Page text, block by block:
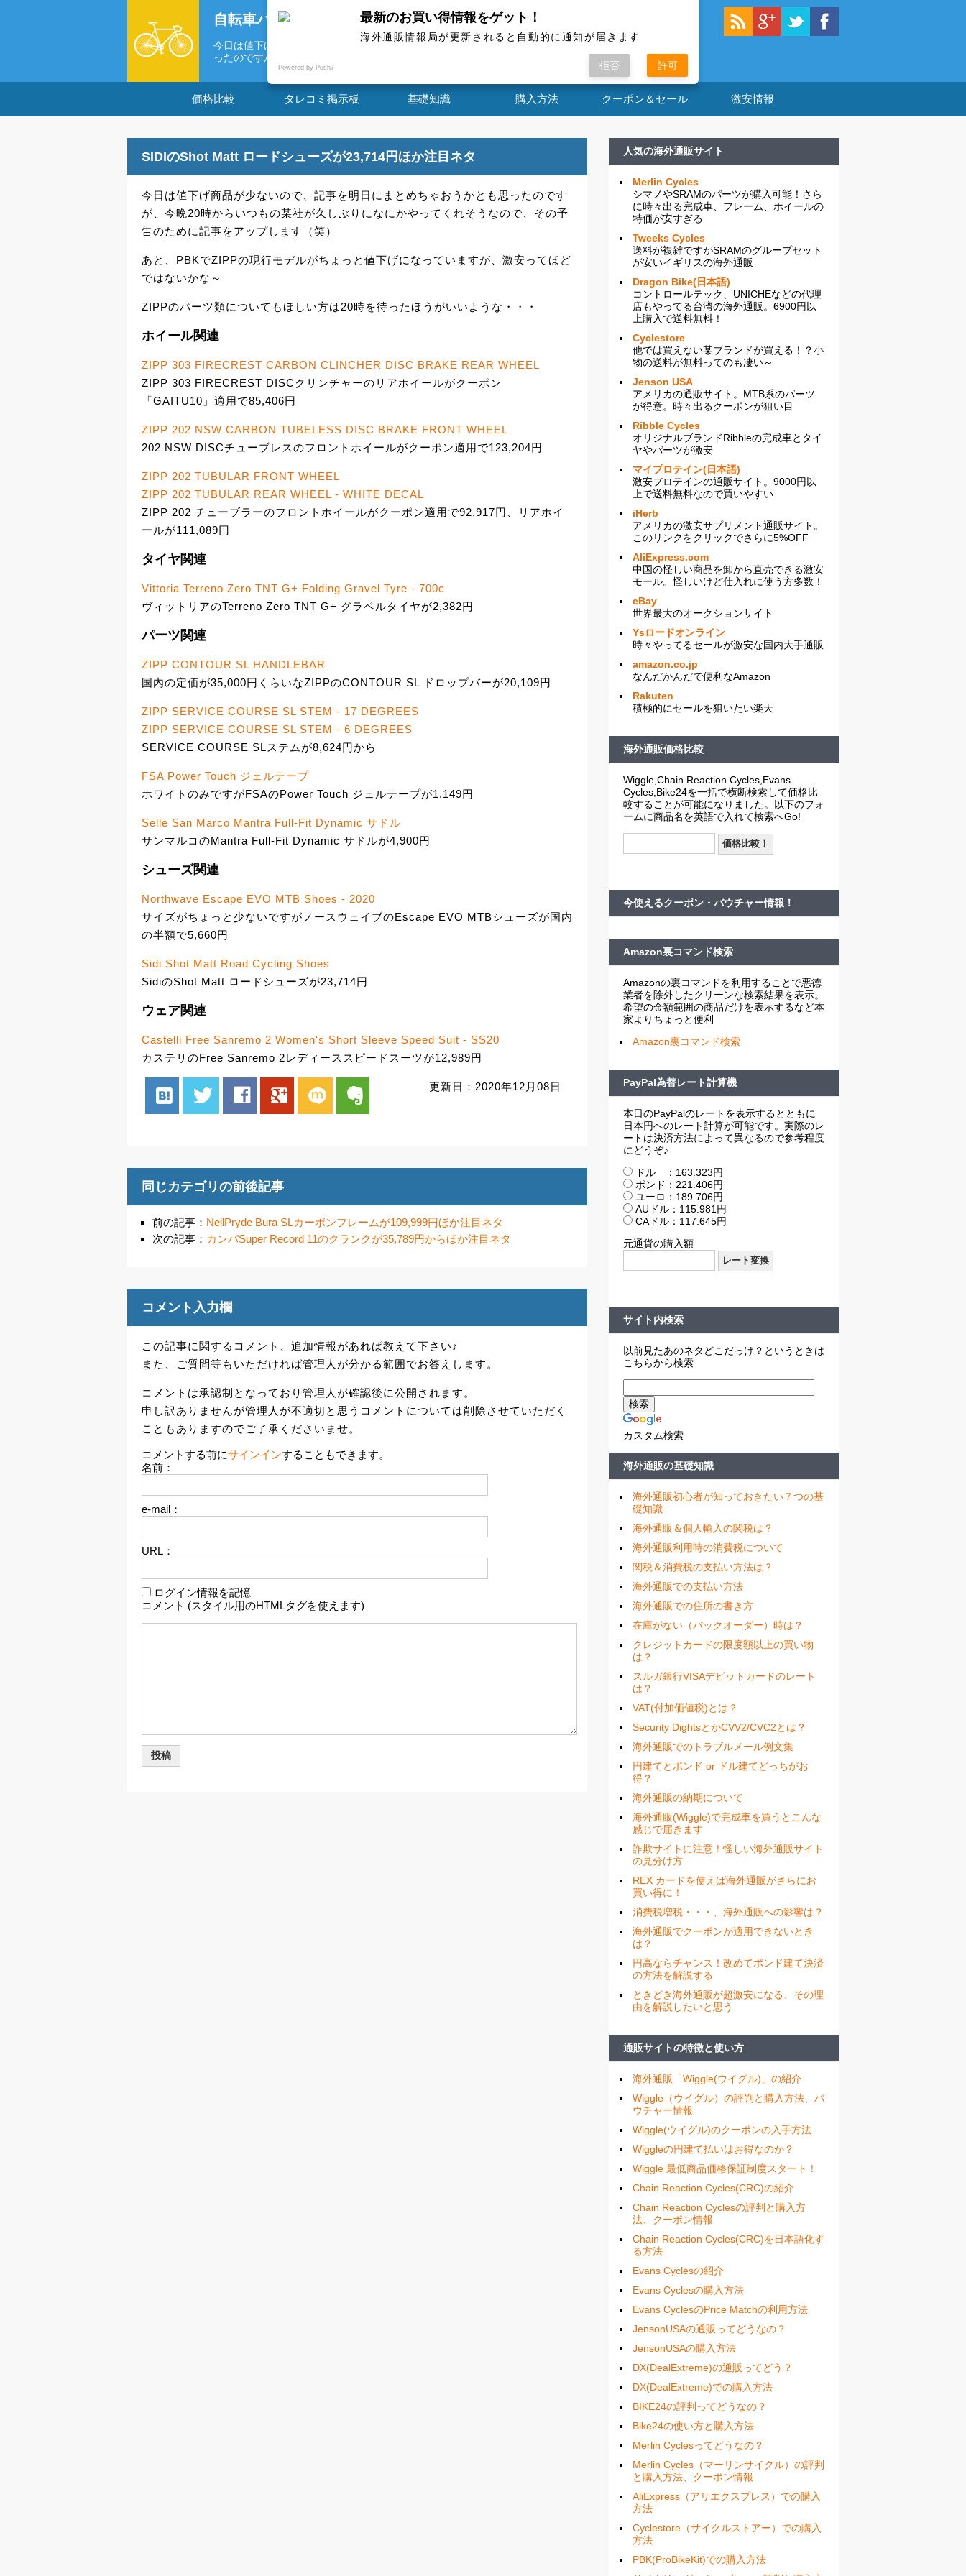
自転車パーツの海外通販情報局
今日は値下げ商品が少ないので、記事を明日にまとめちゃおうかとも思
ったのですが、今...
価格比較 タレコミ掲示板 基礎知識 購入方法 クーポン＆セール 激安情報
SIDIのShot Matt ロードシューズが23,714円ほか注目ネタ
今日は値下げ商品が少ないので、記事を明日にまとめちゃおうかとも思ったのです
が、今晩20時からいつもの某社が久しぶりになにかやってくれそうなので、その予
告のために記事をアップします（笑）
あと、PBKでZIPPの現行モデルがちょっと値下げになっていますが、激安ってほど
ではないかな～
ZIPPのパーツ類についてもほしい方は20時を待ったほうがいいような・・・
ホイール関連
ZIPP 303 FIRECREST CARBON CLINCHER DISC BRAKE REAR WHEEL
ZIPP 303 FIRECREST DISCクリンチャーのリアホイールがクーポン
「GAITU10」適用で85,406円
ZIPP 202 NSW CARBON TUBELESS DISC BRAKE FRONT WHEEL
202 NSW DISCチューブレスのフロントホイールがクーポン適用で123,204円
ZIPP 202 TUBULAR FRONT WHEEL
ZIPP 202 TUBULAR REAR WHEEL - WHITE DECAL
ZIPP 202 チューブラーのフロントホイールがクーポン適用で92,917円、リアホイ
ールが111,089円
タイヤ関連
Vittoria Terreno Zero TNT G+ Folding Gravel Tyre - 700c
ヴィットリアのTerreno Zero TNT G+ グラベルタイヤが2,382円
パーツ関連
ZIPP CONTOUR SL HANDLEBAR
国内の定価が35,000円くらいなZIPPのCONTOUR SL ドロップバーが20,109円
ZIPP SERVICE COURSE SL STEM - 17 DEGREES
ZIPP SERVICE COURSE SL STEM - 6 DEGREES
SERVICE COURSE SLステムが8,624円から
FSA Power Touch ジェルテープ
ホワイトのみですがFSAのPower Touch ジェルテープが1,149円
Selle San Marco Mantra Full-Fit Dynamic サドル
サンマルコのMantra Full-Fit Dynamic サドルが4,900円
シューズ関連
Northwave Escape EVO MTB Shoes - 2020
サイズがちょっと少ないですがノースウェイブのEscape EVO MTBシューズが国内
の半額で5,660円
Sidi Shot Matt Road Cycling Shoes
SidiのShot Matt ロードシューズが23,714円
ウェア関連
Castelli Free Sanremo 2 Women's Short Sleeve Speed Suit - SS20
カステリのFree Sanremo 2レディーススピードスーツが12,989円
hatenabookmark twitter facebook google mixi evernote 更新日：2020年12月08日
同じカテゴリの前後記事
前の記事： NeilPryde Bura SLカーボンフレームが109,999円ほか注目ネタ
次の記事： カンパSuper Record 11のクランクが35,789円からほか注目ネタ
コメント入力欄
この記事に関するコメント、追加情報があれば教えて下さい♪
また、ご質問等もいただければ管理人が分かる範囲でお答えします。
コメントは承認制となっており管理人が確認後に公開されます。
申し訳ありませんが管理人が不適切と思うコメントについては削除させていただく
こともありますのでご了承くださいませ。
コメントする前にサインインすることもできます。
名前：
e-mail：
URL：
ログイン情報を記憶
コメント (スタイル用のHTMLタグを使えます)
人気の海外通販サイト
Merlin Cycles
シマノやSRAMのパーツが購入可能！さら
に時々出る完成車、フレーム、ホイールの
特価が安すぎる
Tweeks Cycles
送料が複雑ですがSRAMのグループセット
が安いイギリスの海外通販
Dragon Bike(日本語)
コントロールテック、UNICHEなどの代理
店もやってる台湾の海外通販。6900円以
上購入で送料無料！
Cyclestore
他では買えない某ブランドが買える！？小
物の送料が無料ってのも凄い～
Jenson USA
アメリカの通販サイト。MTB系のパーツ
が得意。時々出るクーポンが狙い目
Ribble Cycles
オリジナルブランドRibbleの完成車とタイ
ヤやパーツが激安
マイプロテイン(日本語)
激安プロテインの通販サイト。9000円以
上で送料無料なので買いやすい
iHerb
アメリカの激安サプリメント通販サイト。
このリンクをクリックでさらに5%OFF
AliExpress.com
中国の怪しい商品を卸から直売できる激安
モール。怪しいけど仕入れに使う方多数！
eBay
世界最大のオークションサイト
Ysロードオンライン
時々やってるセールが激安な国内大手通販
amazon.co.jp
なんだかんだで便利なAmazon
Rakuten
積極的にセールを狙いたい楽天
海外通販価格比較
Wiggle,Chain Reaction Cycles,Evans
Cycles,Bike24を一括で横断検索して価格比
較することが可能になりました。以下のフォ
ームに商品名を英語で入れて検索へGo!
今使えるクーポン・バウチャー情報！
Amazon裏コマンド検索
Amazonの裏コマンドを利用することで悪徳
業者を除外したクリーンな検索結果を表示。
希望の金額範囲の商品だけを表示するなど本
家よりちょっと便利
Amazon裏コマンド検索
PayPal為替レート計算機
本日のPayPalのレートを表示するとともに
日本円へのレート計算が可能です。実際のレ
ートは決済方法によって異なるので参考程度
にどうぞ♪
ドル ：163.323円
ポンド：221.406円
ユーロ：189.706円
AUドル：115.981円
CAドル：117.645円
元通貨の購入額
サイト内検索
以前見たあのネタどこだっけ？というときは
こちらから検索
カスタム検索
海外通販の基礎知識
海外通販初心者が知っておきたい７つの基
礎知識
海外通販＆個人輸入の関税は？
海外通販利用時の消費税について
関税＆消費税の支払い方法は？
海外通販での支払い方法
海外通販での住所の書き方
在庫がない（バックオーダー）時は？
クレジットカードの限度額以上の買い物
は？
スルガ銀行VISAデビットカードのレート
は？
VAT(付加価値税)とは？
Security DightsとかCVV2/CVC2とは？
海外通販でのトラブルメール例文集
円建てとポンド or ドル建てどっちがお
得？
海外通販の納期について
海外通販(Wiggle)で完成車を買うとこんな
感じで届きます
詐欺サイトに注意！怪しい海外通販サイト
の見分け方
REX カードを使えば海外通販がさらにお
買い得に！
消費税増税・・・、海外通販への影響は？
海外通販でクーポンが適用できないとき
は？
円高ならチャンス！改めてポンド建て決済
の方法を解説する
ときどき海外通販が超激安になる、その理
由を解説したいと思う
通販サイトの特徴と使い方
海外通販「Wiggle(ウイグル)」の紹介
Wiggle（ウイグル）の評判と購入方法、バ
ウチャー情報
Wiggle(ウイグル)のクーポンの入手方法
Wiggleの円建て払いはお得なのか？
Wiggle 最低商品価格保証制度スタート！
Chain Reaction Cycles(CRC)の紹介
Chain Reaction Cyclesの評判と購入方
法、クーポン情報
Chain Reaction Cycles(CRC)を日本語化す
る方法
Evans Cyclesの紹介
Evans Cyclesの購入方法
Evans CyclesのPrice Matchの利用方法
JensonUSAの通販ってどうなの？
JensonUSAの購入方法
DX(DealExtreme)の通販ってどう？
DX(DealExtreme)での購入方法
BIKE24の評判ってどうなの？
Bike24の使い方と購入方法
Merlin Cyclesってどうなの？
Merlin Cycles（マーリンサイクル）の評判
と購入方法、クーポン情報
AliExpress（アリエクスプレス）での購入
方法
Cyclestore（サイクルストアー）での購入
方法
PBK(ProBikeKit)での購入方法
最新のお買い得情報をゲット！
海外通販情報局が更新されると自動的に通知が届きます
Powered by Push7 拒否 許可